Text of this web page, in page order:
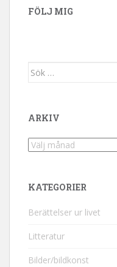
FÖLJ MIG
Sök efter:
ARKIV
Arkiv
KATEGORIER
Berättelser ur livet
Litteratur
Bilder/bildkonst